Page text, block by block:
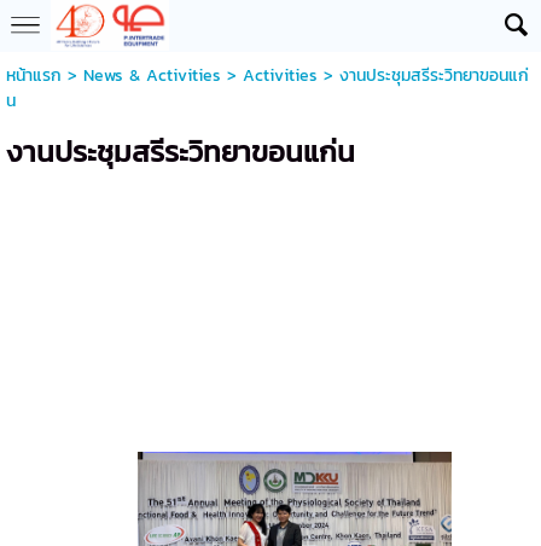
หน้าแรก > News & Activities > Activities > งานประชุมสรีระวิทยาขอนแก่
น
งานประชุมสรีระวิทยาขอนแก่น